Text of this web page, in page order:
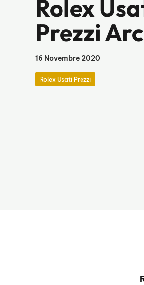
Rolex
Prezzi
16 Novembre 2020
Rolex Usati Prezzi